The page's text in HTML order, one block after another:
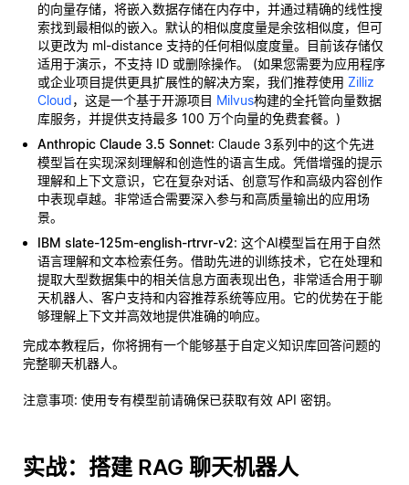
的向量存储，将嵌入数据存储在内存中，并通过精确的线性搜
索找到最相似的嵌入。默认的相似度度量是余弦相似度，但可
以更改为 ml-distance 支持的任何相似度度量。目前该存储仅
适用于演示，不支持 ID 或删除操作。 (如果您需要为应用程序
或企业项目提供更具扩展性的解决方案，我们推荐使用 Zilliz
Cloud，这是一个基于开源项目 Milvus构建的全托管向量数据
库服务，并提供支持最多 100 万个向量的免费套餐。)
Anthropic Claude 3.5 Sonnet: Claude 3系列中的这个先进
模型旨在实现深刻理解和创造性的语言生成。凭借增强的提示
理解和上下文意识，它在复杂对话、创意写作和高级内容创作
中表现卓越。非常适合需要深入参与和高质量输出的应用场
景。
IBM slate-125m-english-rtrvr-v2: 这个AI模型旨在用于自然
语言理解和文本检索任务。借助先进的训练技术，它在处理和
提取大型数据集中的相关信息方面表现出色，非常适合用于聊
天机器人、客户支持和内容推荐系统等应用。它的优势在于能
够理解上下文并高效地提供准确的响应。
完成本教程后，你将拥有一个能够基于自定义知识库回答问题的
完整聊天机器人。
注意事项: 使用专有模型前请确保已获取有效 API 密钥。
实战：搭建 RAG 聊天机器人